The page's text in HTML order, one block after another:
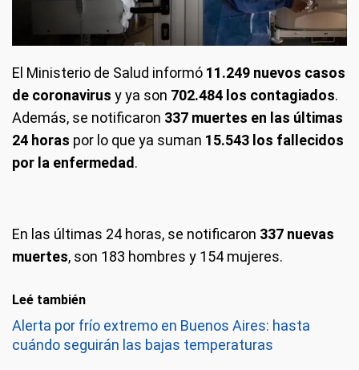
El Ministerio de Salud informó 11.249 nuevos casos
de coronavirus y ya son 702.484 los contagiados.
Además, se notificaron 337 muertes en las últimas
24 horas por lo que ya suman 15.543 los fallecidos
por la enfermedad .
En las últimas 24 horas, se notificaron 337 nuevas
muertes, son 183 hombres y 154 mujeres.
Leé también
Alerta por frío extremo en Buenos Aires: hasta
cuándo seguirán las bajas temperaturas